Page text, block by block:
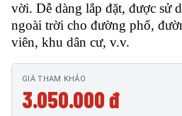
vời. Dễ dàng lắp đặt, được sử
ngoài trời cho đường phố,
viên, khu dân cư, v.v.
GIÁ THAM KHẢO
3.050.000 đ